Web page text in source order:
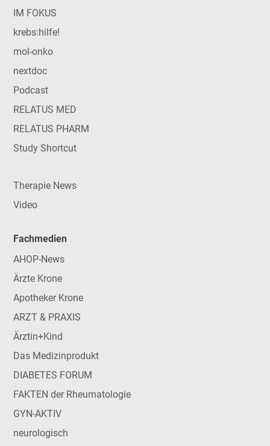
IM FOKUS
krebs:hilfe!
mol-onko
nextdoc
Podcast
RELATUS MED
RELATUS PHARM
Study Shortcut
Therapie News
Video
Fachmedien
AHOP-News
Ärzte Krone
Apotheker Krone
ARZT & PRAXIS
Ärztin+Kind
Das Medizinprodukt
DIABETES FORUM
FAKTEN der Rheumatologie
GYN-AKTIV
neurologisch